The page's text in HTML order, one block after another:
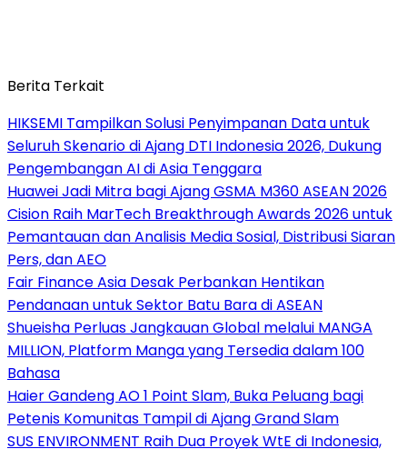
Berita Terkait
HIKSEMI Tampilkan Solusi Penyimpanan Data untuk
Seluruh Skenario di Ajang DTI Indonesia 2026, Dukung
Pengembangan AI di Asia Tenggara
Huawei Jadi Mitra bagi Ajang GSMA M360 ASEAN 2026
Cision Raih MarTech Breakthrough Awards 2026 untuk
Pemantauan dan Analisis Media Sosial, Distribusi Siaran
Pers, dan AEO
Fair Finance Asia Desak Perbankan Hentikan
Pendanaan untuk Sektor Batu Bara di ASEAN
Shueisha Perluas Jangkauan Global melalui MANGA
MILLION, Platform Manga yang Tersedia dalam 100
Bahasa
Haier Gandeng AO 1 Point Slam, Buka Peluang bagi
Petenis Komunitas Tampil di Ajang Grand Slam
SUS ENVIRONMENT Raih Dua Proyek WtE di Indonesia,